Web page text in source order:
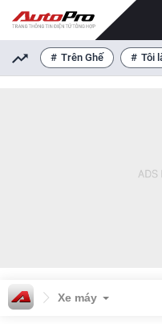
Trên Ghế Tôi
Xe máy